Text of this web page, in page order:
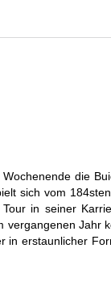
die
sich vom
in seiner
Jahr
erstaunlicher